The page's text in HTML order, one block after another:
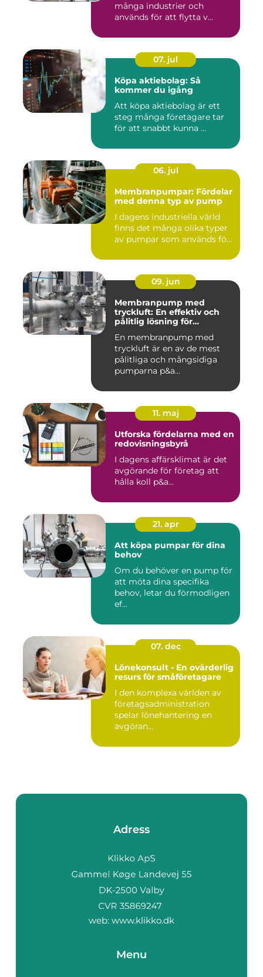
många industrier och
används för att flytta v...
07. jul
Köpa aktiebolag: Så
kommer du igång
Att köpa aktiebolag är ett
steg många företagare tar
för att snabbt kunna ...
06. jul
Membranpumpar: Fördelar
med denna typ av pump
I dagens industriella värld
finns det många olika typer
av pumpar som används fö...
09. jun
Membranpump med
tryckluft: En effektiv och
pålitlig lösning för
En membranpump med
tryckluft är en av de mest
pålitliga och mångsidiga
pumparna p&a...
11. maj
Utforska fördelarna med en
redovisningsbyrå
I dagens affärsklimat är det
avgörande för företag att
hålla koll p&a...
21. apr
Att köpa pumpar för dina
behov
Om du behöver en pump för
att möta dina specifika
behov, letar du förmodligen
ef...
07. dec
Lönekonsult - En ovärderlig
resurs för småföretagare
I den komplexa världen av
företagsadministration
spelar lönehantering en
avgöran...
Adress
web: www.klikko.dk
Menu